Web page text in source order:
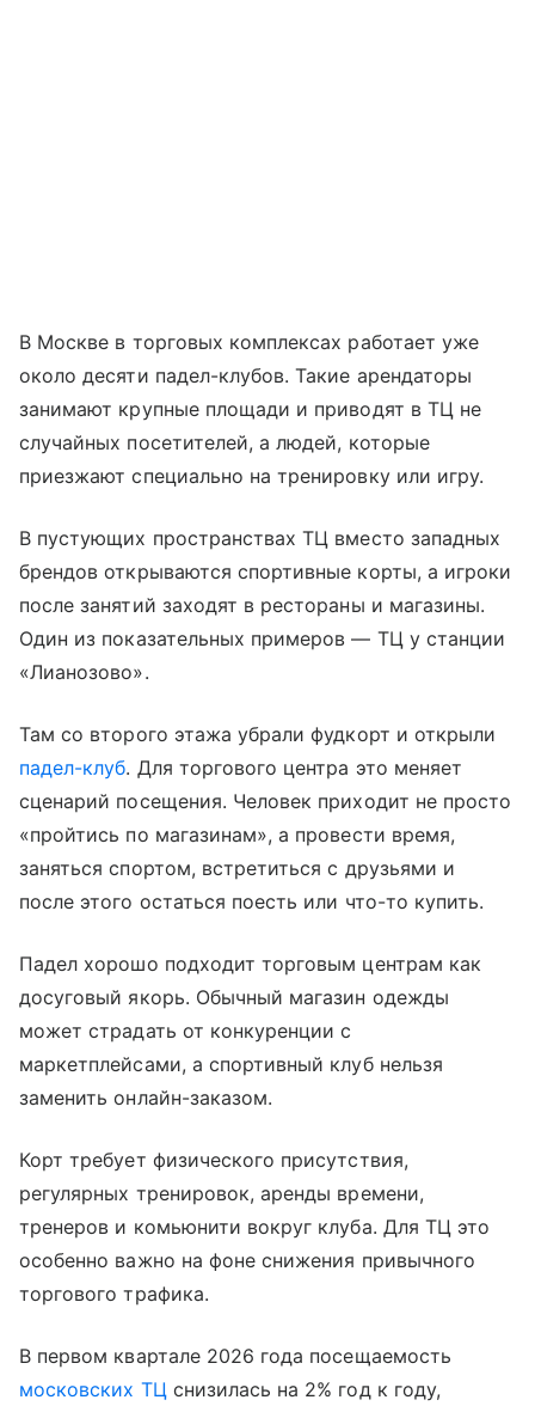
В Москве в торговых комплексах работает уже
около десяти падел-клубов. Такие арендаторы
занимают крупные площади и приводят в ТЦ не
случайных посетителей, а людей, которые
приезжают специально на тренировку или игру.
В пустующих пространствах ТЦ вместо западных
брендов открываются спортивные корты, а игроки
после занятий заходят в рестораны и магазины.
Один из показательных примеров — ТЦ у станции
«Лианозово».
Там со второго этажа убрали фудкорт и открыли
падел-клуб. Для торгового центра это меняет
сценарий посещения. Человек приходит не просто
«пройтись по магазинам», а провести время,
заняться спортом, встретиться с друзьями и
после этого остаться поесть или что-то купить.
Падел хорошо подходит торговым центрам как
досуговый якорь. Обычный магазин одежды
может страдать от конкуренции с
маркетплейсами, а спортивный клуб нельзя
заменить онлайн-заказом.
Корт требует физического присутствия,
регулярных тренировок, аренды времени,
тренеров и комьюнити вокруг клуба. Для ТЦ это
особенно важно на фоне снижения привычного
торгового трафика.
В первом квартале 2026 года посещаемость
московских ТЦ снизилась на 2% год к году,